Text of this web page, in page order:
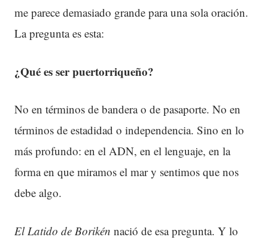
me parece demasiado grande para una sola oración.
La pregunta es esta:
¿Qué es ser puertorriqueño?
No en términos de bandera o de pasaporte. No en
términos de estadidad o independencia. Sino en lo
más profundo: en el ADN, en el lenguaje, en la
forma en que miramos el mar y sentimos que nos
debe algo.
El Latido de Borikén nació de esa pregunta. Y lo